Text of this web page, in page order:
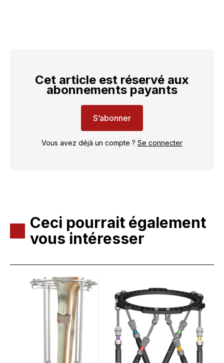
Cet article est réservé aux
abonnements payants
S’abonner
Vous avez déjà un compte ? Se connecter
Ceci pourrait également
vous intéresser